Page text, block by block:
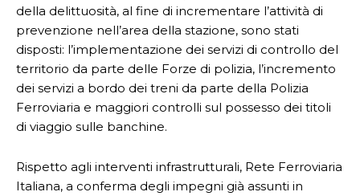
della delittuosità, al fine di incrementare l’attività di
prevenzione nell’area della stazione, sono stati
disposti: l’implementazione dei servizi di controllo del
territorio da parte delle Forze di polizia, l’incremento
dei servizi a bordo dei treni da parte della Polizia
Ferroviaria e maggiori controlli sul possesso dei titoli
di viaggio sulle banchine.
Rispetto agli interventi infrastrutturali, Rete Ferroviaria
Italiana, a conferma degli impegni già assunti in